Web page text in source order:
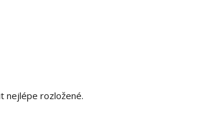
nejlépe rozložené.